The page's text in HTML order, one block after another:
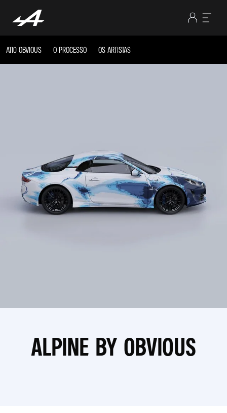
A110 OBVIOUS O PROCESSO OS ARTISTAS
ALPINE BY OBVIOUS